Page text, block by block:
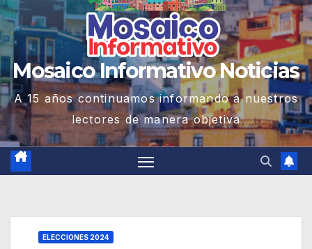
Mosaico Informativo Noticias
A 15 años continuamos informando a nuestros
lectores de manera objetiva
ELECCIONES 2024